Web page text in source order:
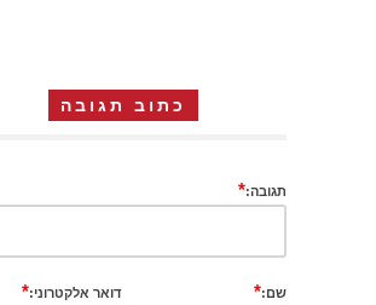
כתוב תגובה
תגובה:*
שם:* דואר אלקטרוני:*